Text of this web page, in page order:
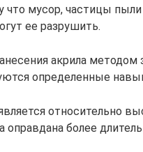
мусор, частицы пыли
ее разрушить.
акрила методом
определенные
относительно
оправдана более